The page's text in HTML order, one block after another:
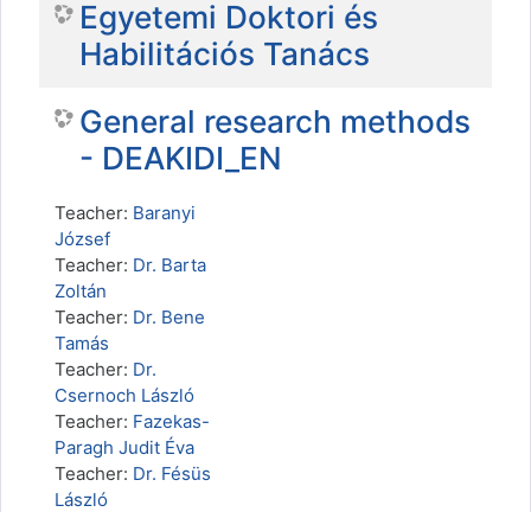
Egyetemi Doktori és
Habilitációs Tanács
General research methods
- DEAKIDI_EN
Teacher: Baranyi
József
Teacher: Dr. Barta
Zoltán
Teacher: Dr. Bene
Tamás
Teacher: Dr.
Csernoch László
Teacher: Fazekas-
Paragh Judit Éva
Teacher: Dr. Fésüs
László